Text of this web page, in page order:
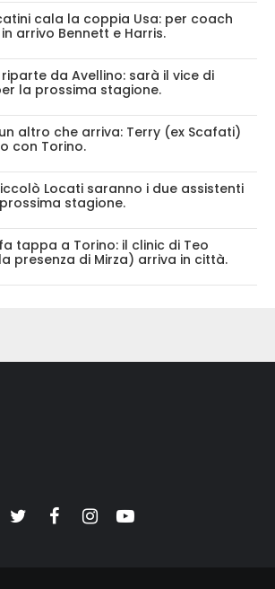
cala la coppia Usa: per coach
arrivo Bennett e Harris.
da Avellino: sarà il vice di
la prossima stagione.
altro che arriva: Terry (ex Scafati)
con Torino.
Locati saranno i due assistenti
stagione.
tappa a Torino: il clinic di Teo
presenza di Mirza) arriva in città.